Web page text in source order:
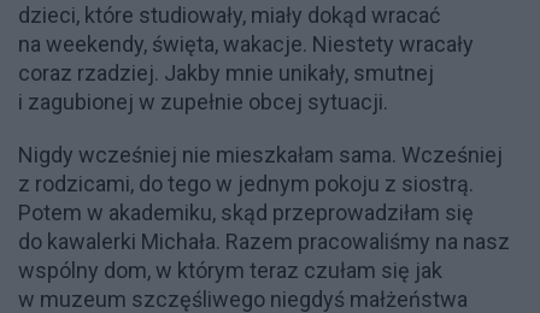
dzieci, które studiowały, miały dokąd wracać
na weekendy, święta, wakacje. Niestety wracały
coraz rzadziej. Jakby mnie unikały, smutnej
i zagubionej w zupełnie obcej sytuacji.
Nigdy wcześniej nie mieszkałam sama. Wcześniej
z rodzicami, do tego w jednym pokoju z siostrą.
Potem w akademiku, skąd przeprowadziłam się
do kawalerki Michała. Razem pracowaliśmy na nasz
wspólny dom, w którym teraz czułam się jak
w muzeum szczęśliwego niegdyś małżeństwa